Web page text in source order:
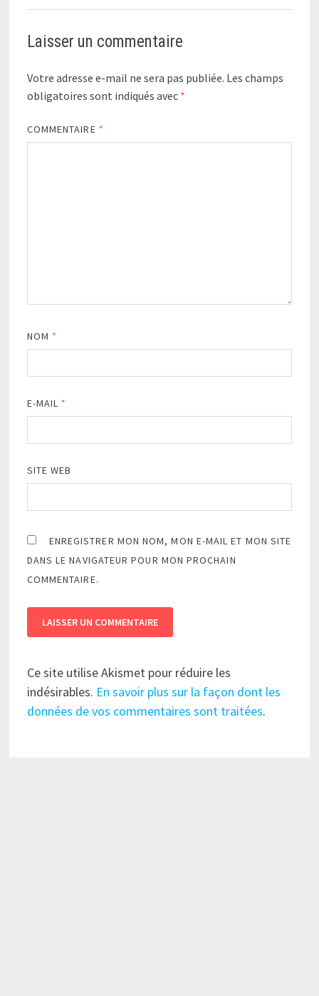
Laisser un commentaire
Votre adresse e-mail ne sera pas publiée. Les champs
obligatoires sont indiqués avec *
COMMENTAIRE *
NOM *
E-MAIL *
SITE WEB
ENREGISTRER MON NOM, MON E-MAIL ET MON SITE
DANS LE NAVIGATEUR POUR MON PROCHAIN
COMMENTAIRE.
Ce site utilise Akismet pour réduire les
indésirables. En savoir plus sur la façon dont les
données de vos commentaires sont traitées.